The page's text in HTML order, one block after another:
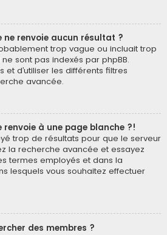
ne renvoie aucun résultat ?
trop vague ou incluait trop
sont pas indexés par phpBB.
et d’utiliser les différents filtres
avancée.
renvoie à une page blanche ?!
trop de résultats pour que le serveur
la recherche avancée et essayez
termes employés et dans la
lesquels vous souhaitez effectuer
des membres ?